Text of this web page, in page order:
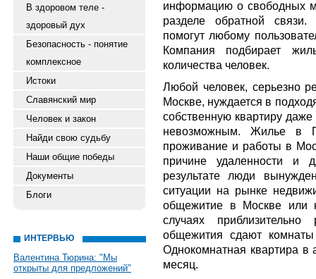
В здоровом теле -
здоровый дух
Безопасность - понятие
комплексное
Истоки
Славянский мир
Человек и закон
Найди свою судьбу
Наши общие победы
Документы
Блоги
ИНТЕРВЬЮ
Валентина Тюрина: "Мы
открыты для предложений"
информацию о свободных
разделе обратной
помогут любому
Компания подбирает
количества человек.
Любой человек, серьезно
Москве, нуждается в
собственную квартиру
невозможным. Жилье в
проживание и работы в
причине удаленности и
результате люди
ситуации на рынке
общежитие в Москве или
случаях
общежития сдают
Однокомнатная квартира в
месяц.